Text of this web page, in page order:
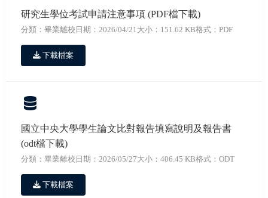
研究生學位考試申請注意事項 (PDF檔下載)
分類：畢業離校 日期：2026/04/21大小：151.62 KB格式：PDF
下載檔案
國立中央大學學生論文比對報告填寫說明及報告書
(odt檔下載)
分類：畢業離校 日期：2026/05/27大小：406.45 KB格式：ODT
下載檔案